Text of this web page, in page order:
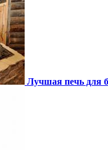
Лучшая печь для